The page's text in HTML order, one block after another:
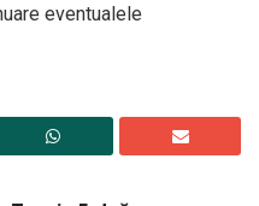
eventualele